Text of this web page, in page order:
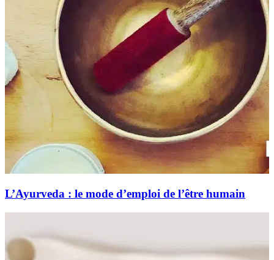
L’Ayurveda : le mode d’emploi de l’être humain